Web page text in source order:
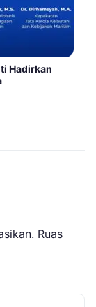
Hadirkan
Ruas